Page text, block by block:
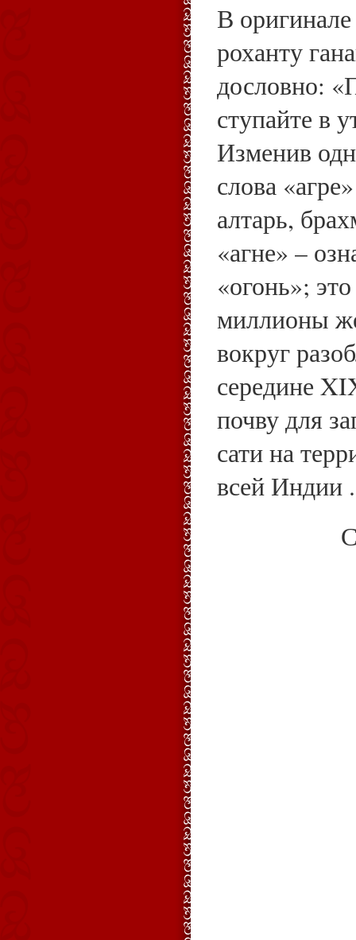
В
роханту
дословно:
ступайте в
Изменив
слова
алтарь,
«агне» –
«огонь»;
миллионы
вокруг
середине
почву для
сати на
всей Индии .